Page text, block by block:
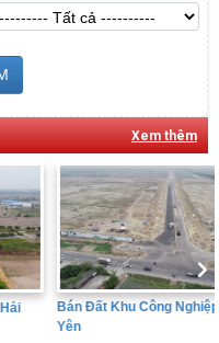
Xem thêm
Đất Khu Công Nghiệp tại Hưng